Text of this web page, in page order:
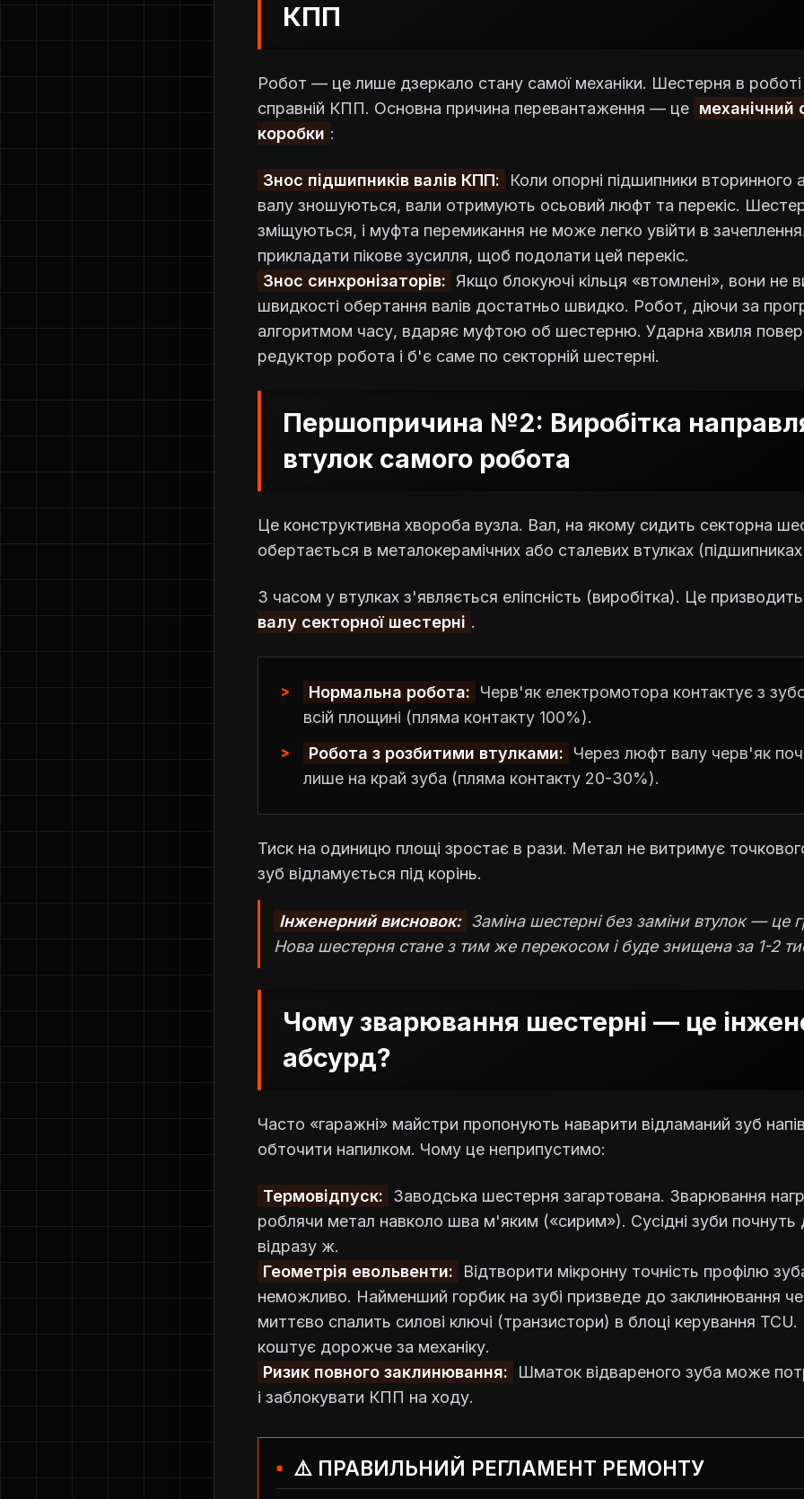
КПП
Робот — це лише дзеркало стану самої механіки. Шестерня в
справній КПП. Основна причина перевантаження — це механічний
коробки :
Знос підшипників валів КПП:
Коли опорні підшипники вторинного
валу зношуються, вали отримують осьовий люфт та перекіс.
зміщуються, і муфта перемикання не може легко увійти в
прикладати пікове зусилля, щоб подолати цей перекіс.
Знос синхронізаторів:
Якщо блокуючі кільця «втомлені», вони не
швидкості обертання валів достатньо швидко. Робот, діючи за
алгоритмом часу, вдаряє муфтою об шестерню. Ударна хвиля
редуктор робота і б'є саме по секторній шестерні.
Першопричина №2: Виробітка
втулок самого робота
Це конструктивна хвороба вузла. Вал, на якому сидить секторна
обертається в металокерамічних або сталевих втулках
З часом у втулках з'являється еліпсність (виробітка). Це
валу секторної шестерні .
Нормальна робота:
Черв'як електромотора контактує з
всій площині (пляма контакту 100%).
Робота з розбитими втулками:
Через люфт валу черв'як
лише на край зуба (пляма контакту 20-30%).
Тиск на одиницю площі зростає в рази. Метал не витримує
зуб відламується під корінь.
Інженерний висновок:
Заміна шестерні без заміни втулок — це
Нова шестерня стане з тим же перекосом і буде знищена за 1-2
Чому зварювання шестерні — це
абсурд?
Часто «гаражні» майстри пропонують наварити відламаний зуб
обточити напилком. Чому це неприпустимо:
Термовідпуск:
Заводська шестерня загартована. Зварювання
роблячи метал навколо шва м'яким («сирим»). Сусідні зуби
відразу ж.
Геометрія евольвенти:
Відтворити мікронну точність профілю
неможливо. Найменший горбик на зубі призведе до заклинювання
миттєво спалить силові ключі (транзистори) в блоці керування
коштує дорожче за механіку.
Ризик повного заклинювання:
Шматок відвареного зуба може
і заблокувати КПП на ходу.
⚠️ ПРАВИЛЬНИЙ РЕГЛАМЕНТ РЕМОНТУ